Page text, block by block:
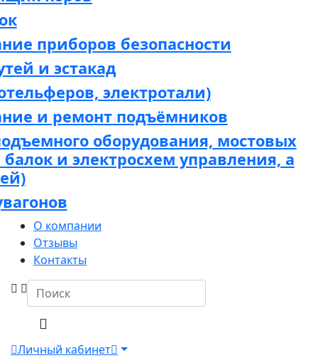
приборов безопасности
и эстакад
электротали)
и ремонт подъёмников
оборудования, мостовых
и электросхем управления, а
О компании
Отзывы
Контакты
Личный кабинет